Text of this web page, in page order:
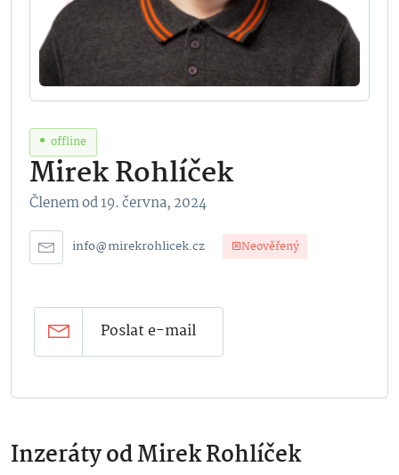
offline
Mirek Rohlíček
Členem od 19. června, 2024
info@mirekrohlicek.cz Neověřený
Poslat e-mail
Inzeráty od Mirek Rohlíček